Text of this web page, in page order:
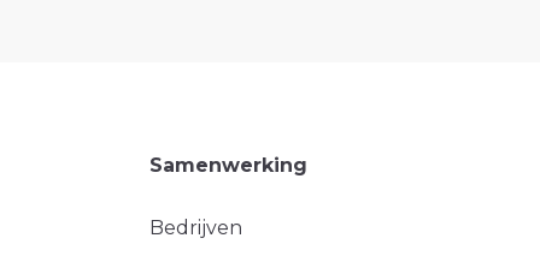
Samenwerking
Bedrijven